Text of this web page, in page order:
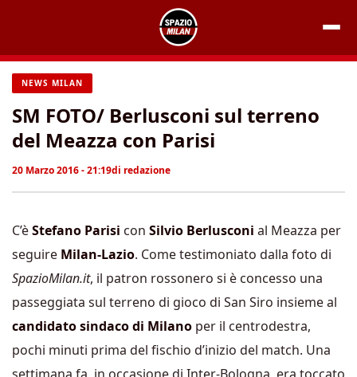
contenuto
NEWS MILAN
SM FOTO/ Berlusconi sul terreno
del Meazza con Parisi
20 Marzo 2016 - 21:19di redazione
C’èStefano Parisi con Silvio Berlusconi al Meazza per
seguire Milan-Lazio. Come testimoniato dalla foto di
SpazioMilan.it, il patron rossonero si è concesso una
passeggiata sul terreno di gioco di San Siro insieme al
candidato sindaco di Milano per il centrodestra,
pochi minuti prima del fischio d’inizio del match. Una